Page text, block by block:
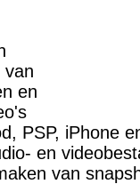
van
en
PSP, iPhone
en
van